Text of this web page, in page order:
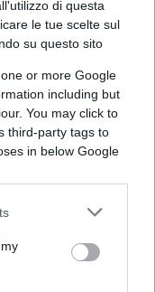
di questa
le tue scelte sul
su questo sito
or more Google
including but
You may click to
third-party tags to
in below Google
con
inventò pure il
delle
far ripartire
Solo che la carta
altro che case da
Stato chiamati a
e non